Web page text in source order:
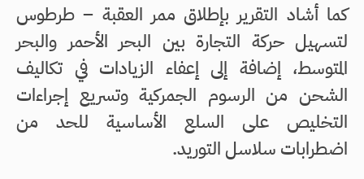
كما أشاد التقرير بإطلاق ممر العقبة – طرطوس
لتسهيل حركة التجارة بين البحر الأحمر والبحر
المتوسط، إضافة إلى إعفاء الزيادات في تكاليف
الشحن من الرسوم الجمركية وتسريع إجراءات
التخليص على السلع الأساسية للحد من
اضطرابات سلاسل التوريد.